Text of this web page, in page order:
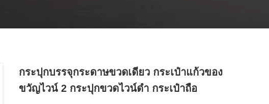
กระปุกบรรจุกระดาษขวดเดียว กระเป๋าแก้วของ
ขวัญไวน์ 2 กระปุกขวดไวน์ดํา กระเป๋าถือ